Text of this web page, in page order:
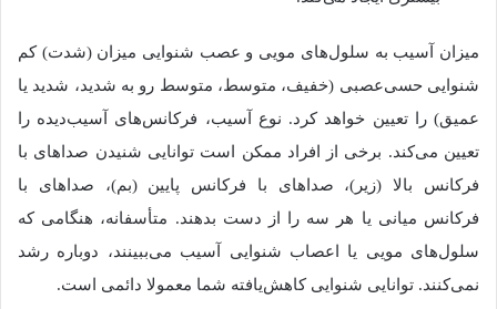
میزان آسیب به سلول‌های مویی و عصب شنوایی میزان (شدت) کم
شنوایی حسی‌عصبی (خفیف، متوسط، متوسط رو به شدید، شدید یا
عمیق) را تعیین خواهد کرد. نوع آسیب، فرکانس‌های آسیب‌دیده را
تعیین می‌کند. برخی از افراد ممکن است توانایی شنیدن صداهای با
فرکانس بالا (زیر)، صداهای با فرکانس پایین (بم)، صداهای با
فرکانس میانی یا هر سه را از دست بدهند. متأسفانه، هنگامی که
سلول‌های مویی یا اعصاب شنوایی آسیب می‌ببینند، دوباره رشد
نمی‌کنند. توانایی شنوایی کاهش‌یافته شما معمولا دائمی است.